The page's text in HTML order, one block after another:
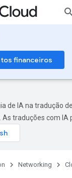
financeiros
de IA na tradução
traduções com IA
Networking